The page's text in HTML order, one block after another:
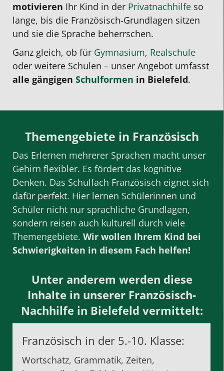
motivieren Ihr Kind in der Privatnachhilfe so
lange, bis die Französisch-Grundlagen sitzen
und sie die Sprache beherrschen.
Ganz gleich, ob für Gymnasium, Realschule
oder weitere Schulen – unser Angebot umfasst
alle gängigen Schulformen in Bielefeld.
Themengebiete in Französisch
Das Erlernen mehrerer Sprachen macht unser
Gehirn flexibler. Es fördert das kognitive
Denken. Das Schulfach Französisch eignet sich
dafür perfekt. Hier lernen Schülerinnen und
Schüler nicht nur sprachliche Grundlagen,
sondern reisen auch kulturell durch viele
Themengebiete. Wir wollen Ihrem Kind bei
Schwierigkeiten in diesem Fach helfen!
Unter anderem werden diese
Inhalte in unserer Französisch-
Nachhilfe in Bielefeld vermittelt:
Französisch in der 5.-10. Klasse:
Wortschatz, Grammatik, Zeiten,